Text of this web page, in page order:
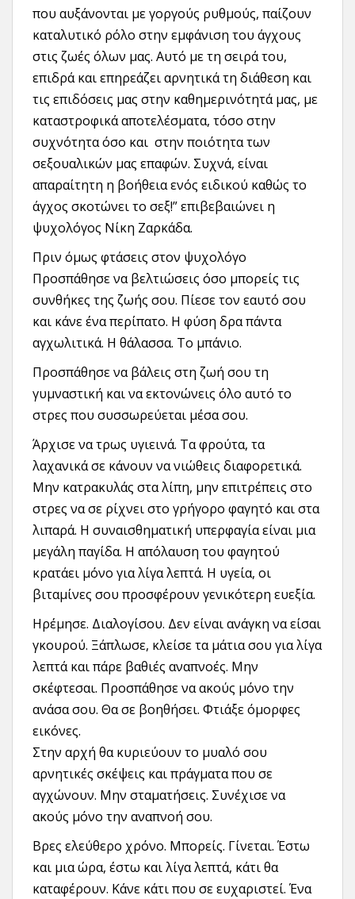
που αυξάνονται με γοργούς ρυθμούς, παίζουν
καταλυτικό ρόλο στην εμφάνιση του άγχους
στις ζωές όλων μας. Αυτό με τη σειρά του,
επιδρά και επηρεάζει αρνητικά τη διάθεση και
τις επιδόσεις μας στην καθημερινότητά μας, με
καταστροφικά αποτελέσματα, τόσο στην
συχνότητα όσο και στην ποιότητα των
σεξουαλικών μας επαφών. Συχνά, είναι
απαραίτητη η βοήθεια ενός ειδικού καθώς το
άγχος σκοτώνει το σεξ!” επιβεβαιώνει η
ψυχολόγος Νίκη Ζαρκάδα.
Πριν όμως φτάσεις στον ψυχολόγο
Προσπάθησε να βελτιώσεις όσο μπορείς τις
συνθήκες της ζωής σου. Πίεσε τον εαυτό σου
και κάνε ένα περίπατο. Η φύση δρα πάντα
αγχωλιτικά. Η θάλασσα. Το μπάνιο.
Προσπάθησε να βάλεις στη ζωή σου τη
γυμναστική και να εκτονώνεις όλο αυτό το
στρες που συσσωρεύεται μέσα σου.
Άρχισε να τρως υγιεινά. Τα φρούτα, τα
λαχανικά σε κάνουν να νιώθεις διαφορετικά.
Μην κατρακυλάς στα λίπη, μην επιτρέπεις στο
στρες να σε ρίχνει στο γρήγορο φαγητό και στα
λιπαρά. Η συναισθηματική υπερφαγία είναι μια
μεγάλη παγίδα. Η απόλαυση του φαγητού
κρατάει μόνο για λίγα λεπτά. Η υγεία, οι
βιταμίνες σου προσφέρουν γενικότερη ευεξία.
Ηρέμησε. Διαλογίσου. Δεν είναι ανάγκη να είσαι
γκουρού. Ξάπλωσε, κλείσε τα μάτια σου για λίγα
λεπτά και πάρε βαθιές αναπνοές. Μην
σκέφτεσαι. Προσπάθησε να ακούς μόνο την
ανάσα σου. Θα σε βοηθήσει. Φτιάξε όμορφες
εικόνες.
Στην αρχή θα κυριεύουν το μυαλό σου
αρνητικές σκέψεις και πράγματα που σε
αγχώνουν. Μην σταματήσεις. Συνέχισε να
ακούς μόνο την αναπνοή σου.
Βρες ελεύθερο χρόνο. Μπορείς. Γίνεται. Έστω
και μια ώρα, έστω και λίγα λεπτά, κάτι θα
καταφέρουν. Κάνε κάτι που σε ευχαριστεί. Ένα